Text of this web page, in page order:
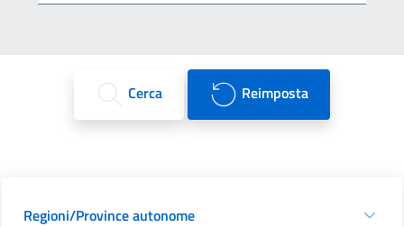
Cerca Reimposta
Regioni/Province autonome